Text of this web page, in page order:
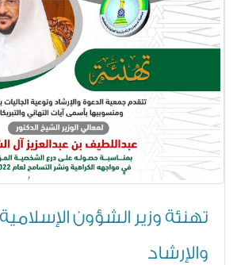
تهنئة وزير الشؤون
والإرشاد